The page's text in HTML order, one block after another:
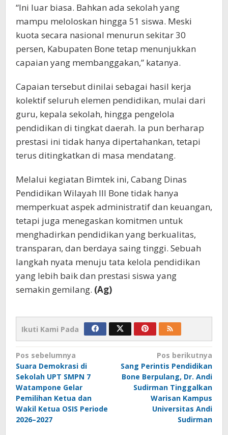
“Ini luar biasa. Bahkan ada sekolah yang
mampu meloloskan hingga 51 siswa. Meski
kuota secara nasional menurun sekitar 30
persen, Kabupaten Bone tetap menunjukkan
capaian yang membanggakan,” katanya.
Capaian tersebut dinilai sebagai hasil kerja
kolektif seluruh elemen pendidikan, mulai dari
guru, kepala sekolah, hingga pengelola
pendidikan di tingkat daerah. Ia pun berharap
prestasi ini tidak hanya dipertahankan, tetapi
terus ditingkatkan di masa mendatang.
Melalui kegiatan Bimtek ini, Cabang Dinas
Pendidikan Wilayah III Bone tidak hanya
memperkuat aspek administratif dan keuangan,
tetapi juga menegaskan komitmen untuk
menghadirkan pendidikan yang berkualitas,
transparan, dan berdaya saing tinggi. Sebuah
langkah nyata menuju tata kelola pendidikan
yang lebih baik dan prestasi siswa yang
semakin gemilang. (Ag)
Ikuti Kami Pada
Navigasi
pos
Pos sebelumnya
Suara Demokrasi di
Sekolah UPT SMPN 7
Watampone Gelar
Pemilihan Ketua dan
Wakil Ketua OSIS Periode
2026–2027
Pos berikutnya
Sang Perintis Pendidikan
Bone Berpulang, Dr. Andi
Sudirman Tinggalkan
Warisan Kampus
Universitas Andi
Sudirman